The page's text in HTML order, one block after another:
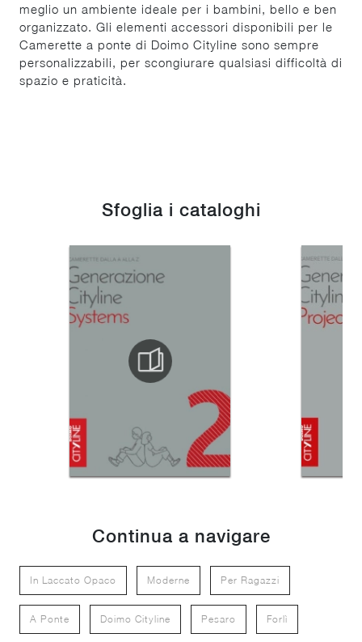
meglio un ambiente ideale per i bambini, bello e ben
organizzato. Gli elementi accessori disponibili per le
Camerette a ponte di Doimo Cityline sono sempre
personalizzabili, per scongiurare qualsiasi difficoltà di
spazio e praticità.
Sfoglia i cataloghi
Continua a navigare
In Laccato Opaco Moderne Per Ragazzi
A Ponte Doimo Cityline Pesaro Forlì